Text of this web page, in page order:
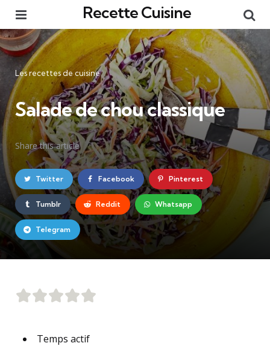
Recette Cuisine
Catégories
Les recettes de cuisine
Salade de chou classique
Share this article
Twitter Facebook Pinterest
Tumblr Reddit Whatsapp
Telegram
Temps actif